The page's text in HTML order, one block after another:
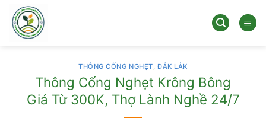
qua
dung
THÔNG CỐNG NGHẸT,ĐẮK LẮK
Thông Cống Nghẹt Krông Bông
Giá Từ 300K, Thợ Lành Nghề 24/7